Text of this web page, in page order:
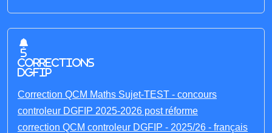
5
corrections
DGFIP
Correction QCM Maths Sujet-TEST - concours
controleur DGFIP 2025-2026 post réforme
correction QCM controleur DGFIP - 2025/26 - français